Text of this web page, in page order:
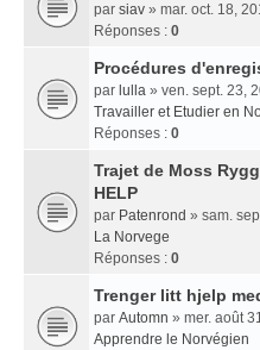
par siav » mar. oct. 18,
Réponses : 0
Procédures
par lulla » ven. sept. 23,
Travailler et Etudier en
Réponses : 0
Trajet de Moss
HELP
par Patenrond » sam.
La Norvege
Réponses : 0
Trenger litt hjelp
par Automn » mer. août
Apprendre le Norvégien